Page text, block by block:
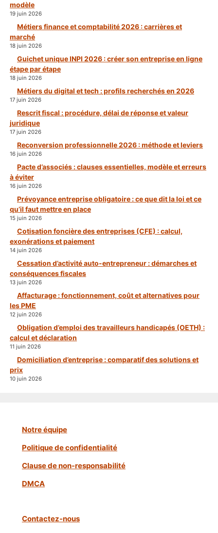
modèle
19 juin 2026
Métiers finance et comptabilité 2026 : carrières et
marché
18 juin 2026
Guichet unique INPI 2026 : créer son entreprise en ligne
étape par étape
18 juin 2026
Métiers du digital et tech : profils recherchés en 2026
17 juin 2026
Rescrit fiscal : procédure, délai de réponse et valeur
juridique
17 juin 2026
Reconversion professionnelle 2026 : méthode et leviers
16 juin 2026
Pacte d’associés : clauses essentielles, modèle et erreurs
à éviter
16 juin 2026
Prévoyance entreprise obligatoire : ce que dit la loi et ce
qu’il faut mettre en place
15 juin 2026
Cotisation foncière des entreprises (CFE) : calcul,
exonérations et paiement
14 juin 2026
Cessation d’activité auto-entrepreneur : démarches et
conséquences fiscales
13 juin 2026
Affacturage : fonctionnement, coût et alternatives pour
les PME
12 juin 2026
Obligation d’emploi des travailleurs handicapés (OETH) :
calcul et déclaration
11 juin 2026
Domiciliation d’entreprise : comparatif des solutions et
prix
10 juin 2026
Notre équipe
Politique de confidentialité
Clause de non-responsabilité
DMCA
Contactez-nous